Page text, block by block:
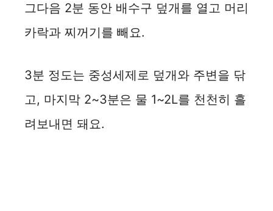
그다음 2분 동안 배수구 덮개를 열고 머리
카락과 찌꺼기를 빼요.
3분 정도는 중성세제로 덮개와 주변을 닦
고, 마지막 2~3분은 물 1~2L를 천천히 흘
려보내면 돼요.